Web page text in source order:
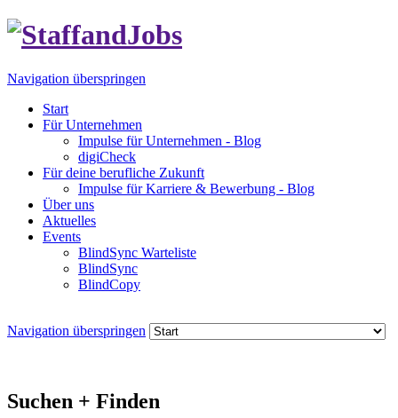
Navigation überspringen
Start
Für Unternehmen
Impulse für Unternehmen - Blog
digiCheck
Für deine berufliche Zukunft
Impulse für Karriere & Bewerbung - Blog
Über uns
Aktuelles
Events
BlindSync Warteliste
BlindSync
BlindCopy
Navigation überspringen
Suchen + Finden